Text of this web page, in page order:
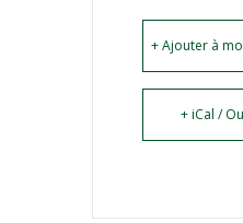
+ Ajouter à
+ iCal /